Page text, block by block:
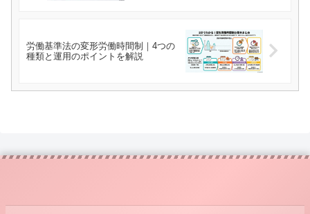
労働基準法の変形労働時間制｜4つの
種類と運用のポイントを解説